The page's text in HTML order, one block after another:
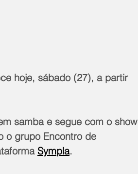
hoje, sábado (27), a partir
samba e segue com o show
o grupo Encontro de
Sympla.